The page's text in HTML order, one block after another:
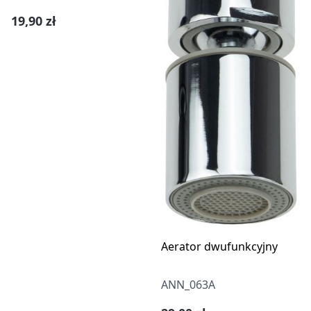
Cena regularna:
19,90 zł
Aerator dwufunkcyjny
ANN_063A